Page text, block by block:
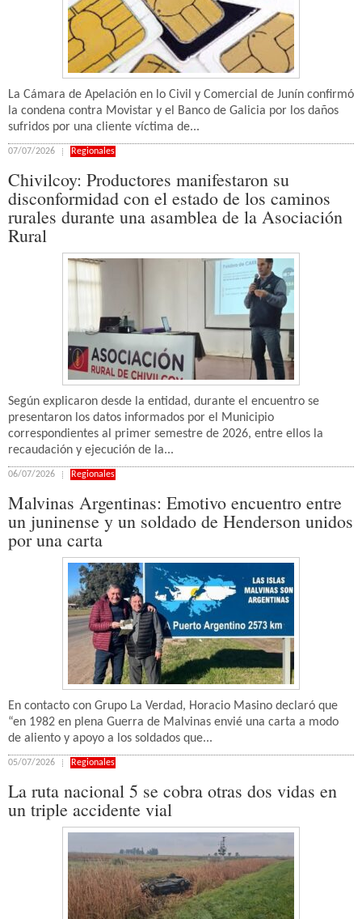
La Cámara de Apelación en lo Civil y Comercial de Junín confirmó
la condena contra Movistar y el Banco de Galicia por los daños
sufridos por una cliente víctima de...
07/07/2026 Regionales
Chivilcoy: Productores manifestaron su
disconformidad con el estado de los caminos
rurales durante una asamblea de la Asociación
Rural
Según explicaron desde la entidad, durante el encuentro se
presentaron los datos informados por el Municipio
correspondientes al primer semestre de 2026, entre ellos la
recaudación y ejecución de la...
06/07/2026 Regionales
Malvinas Argentinas: Emotivo encuentro entre
un juninense y un soldado de Henderson unidos
por una carta
En contacto con Grupo La Verdad, Horacio Masino declaró que
“en 1982 en plena Guerra de Malvinas envié una carta a modo
de aliento y apoyo a los soldados que...
05/07/2026 Regionales
La ruta nacional 5 se cobra otras dos vidas en
un triple accidente vial